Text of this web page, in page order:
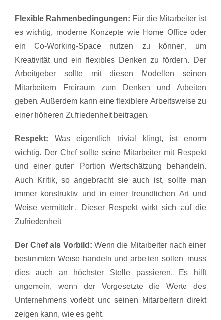
Flexible Rahmenbedingungen: Für die Mitarbeiter ist
es wichtig, moderne Konzepte wie Home Office oder
ein Co-Working-Space nutzen zu können, um
Kreativität und ein flexibles Denken zu fördern. Der
Arbeitgeber sollte mit diesen Modellen seinen
Mitarbeitern Freiraum zum Denken und Arbeiten
geben. Außerdem kann eine flexiblere Arbeitsweise zu
einer höheren Zufriedenheit beitragen.
Respekt: Was eigentlich trivial klingt, ist enorm
wichtig. Der Chef sollte seine Mitarbeiter mit Respekt
und einer guten Portion Wertschätzung behandeln.
Auch Kritik, so angebracht sie auch ist, sollte man
immer konstruktiv und in einer freundlichen Art und
Weise vermitteln. Dieser Respekt wirkt sich auf die
Zufriedenheit
Der Chef als Vorbild: Wenn die Mitarbeiter nach einer
bestimmten Weise handeln und arbeiten sollen, muss
dies auch an höchster Stelle passieren. Es hilft
ungemein, wenn der Vorgesetzte die Werte des
Unternehmens vorlebt und seinen Mitarbeitern direkt
zeigen kann, wie es geht.